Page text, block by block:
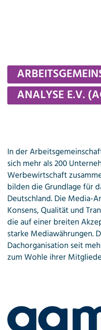
ANALYSE E.V.
In der
sich mehr als 200
Werbewirtschaft
bilden die Grundlage für
Deutschland. Die Media-
Konsens, Qualität und
die auf einer breiten
starke Mediawährungen.
Dachorganisation seit
zum Wohle ihrer